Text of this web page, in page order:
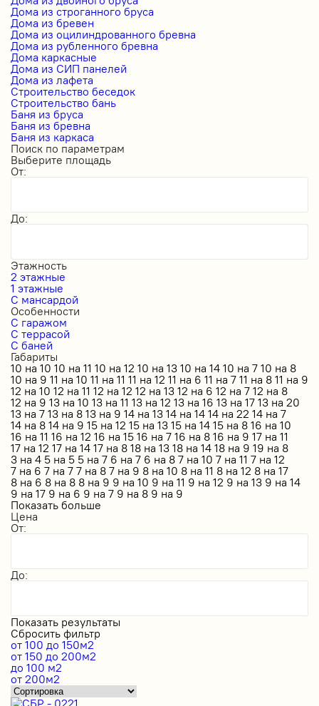
Дома из строганного бруса
Дома из бревен
Дома из оцилиндрованного бревна
Дома из рубленного бревна
Дома каркасные
Дома из СИП панелей
Дома из лафета
Строительство беседок
Строительство бань
Баня из бруса
Баня из бревна
Баня из каркаса
Поиск по параметрам
Выберите площадь
От:
До:
Этажность
2 этажные
1 этажные
С мансардой
Особенности
С гаражом
С террасой
С баней
Габариты
10 на 10 10 на 11 10 на 12 10 на 13 10 на 14 10 на 7 10 на 8
10 на 9 11 на 10 11 на 11 11 на 12 11 на 6 11 на 7 11 на 8 11 на 9
12 на 10 12 на 11 12 на 12 12 на 13 12 на 6 12 на 7 12 на 8
12 на 9 13 на 10 13 на 11 13 на 12 13 на 16 13 на 17 13 на 20
13 на 7 13 на 8 13 на 9 14 на 13 14 на 14 14 на 22 14 на 7
14 на 8 14 на 9 15 на 12 15 на 13 15 на 14 15 на 8 16 на 10
16 на 11 16 на 12 16 на 15 16 на 7 16 на 8 16 на 9 17 на 11
17 на 12 17 на 14 17 на 8 18 на 13 18 на 14 18 на 9 19 на 8
3 на 4 5 на 5 5 на 7 6 на 7 6 на 8 7 на 10 7 на 11 7 на 12
7 на 6 7 на 7 7 на 8 7 на 9 8 на 10 8 на 11 8 на 12 8 на 17
8 на 6 8 на 8 8 на 9 9 на 10 9 на 11 9 на 12 9 на 13 9 на 14
9 на 17 9 на 6 9 на 7 9 на 8 9 на 9
Показать больше
Цена
От:
До:
Показать результаты
Сбросить фильтр
от 100 до 150м2
от 150 до 200м2
до 100 м2
от 200м2